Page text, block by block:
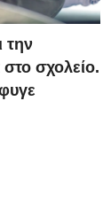
την
σχολείο.